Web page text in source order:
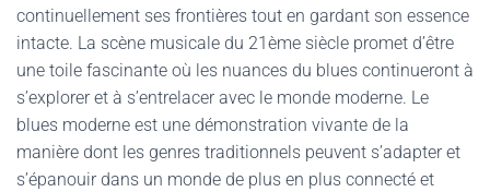
continuellement ses frontières tout en gardant son essence
intacte. La scène musicale du 21ème siècle promet d’être
une toile fascinante où les nuances du blues continueront à
s’explorer et à s’entrelacer avec le monde moderne. Le
blues moderne est une démonstration vivante de la
manière dont les genres traditionnels peuvent s’adapter et
s’épanouir dans un monde de plus en plus connecté et